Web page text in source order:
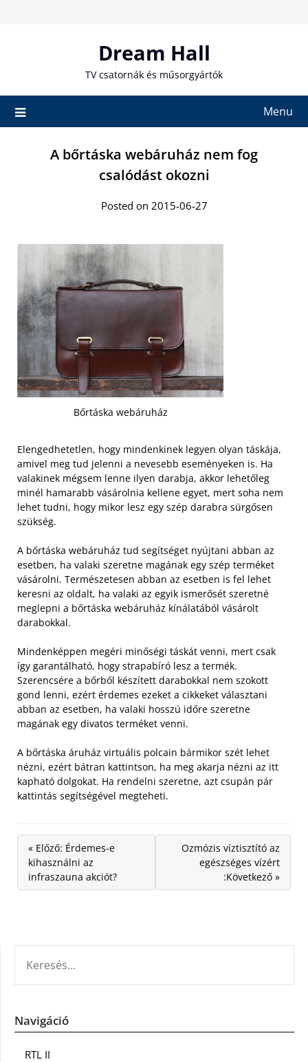
Dream Hall
TV csatornák és műsorgyártók
Menu
A bőrtáska webáruház nem fog
csalódást okozni
Posted on 2015-06-27
Bőrtáska webáruház
Elengedhetetlen, hogy mindenkinek legyen olyan táskája,
amivel meg tud jelenni a nevesebb eseményeken is. Ha
valakinek mégsem lenne ilyen darabja, akkor lehetőleg
minél hamarabb vásárolnia kellene egyet, mert soha nem
lehet tudni, hogy mikor lesz egy szép darabra sürgősen
szükség.
A bőrtáska webáruház tud segítséget nyújtani abban az
esetben, ha valaki szeretne magának egy szép terméket
vásárolni. Természetesen abban az esetben is fel lehet
keresni az oldalt, ha valaki az egyik ismerősét szeretné
meglepni a bőrtáska webáruház kínálatából vásárolt
darabokkal.
Mindenképpen megéri minőségi táskát venni, mert csak
így garantálható, hogy strapabíró lesz a termék.
Szerencsére a bőrből készített darabokkal nem szokott
gond lenni, ezért érdemes ezeket a cikkeket választani
abban az esetben, ha valaki hosszú időre szeretne
magának egy divatos terméket venni.
A bőrtáska áruház virtuális polcain bármikor szét lehet
nézni, ezért bátran kattintson, ha meg akarja nézni az itt
kapható dolgokat. Ha rendelni szeretne, azt csupán pár
kattintás segítségével megteheti.
« Előző: Érdemes-e
kihasználni az
infraszauna akciót?
Ozmózis víztisztító az
egészséges vízért
:Következő »
Navigáció
RTL II